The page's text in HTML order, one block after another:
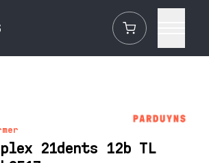
21dents 12b TL